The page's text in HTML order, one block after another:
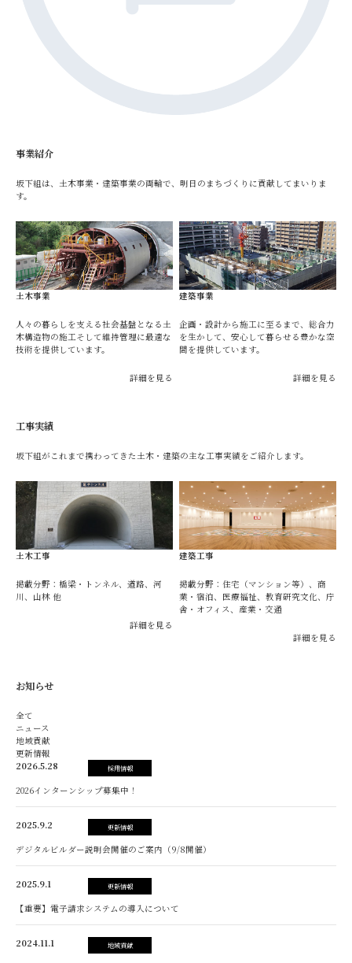
事業紹介
坂下組は、土木事業・建築事業の両輪で、明日のまちづくりに貢献してまいりま
す。
土木事業
人々の暮らしを支える社会基盤となる土
木構造物の施工そして維持管理に最適な
技術を提供しています。
詳細を見る
建築事業
企画・設計から施工に至るまで、総合力
を生かして、安心して暮らせる豊かな空
間を提供しています。
詳細を見る
工事実績
坂下組がこれまで携わってきた土木・建築の主な工事実績をご紹介します。
土木工事
掲載分野：橋梁・トンネル、道路、河
川、山林 他
詳細を見る
建築工事
掲載分野：住宅（マンション等）、商
業・宿泊、医療福祉、教育研究文化、庁
舎・オフィス、産業・交通
詳細を見る
お知らせ
全て
ニュース
地域貢献
更新情報
2026.5.28
採用情報
2026インターンシップ募集中！
2025.9.2 更新情報
デジタルビルダー説明会開催のご案内（9/8開催）
2025.9.1 更新情報
【重要】電子請求システムの導入について
2024.11.1 地域貢献